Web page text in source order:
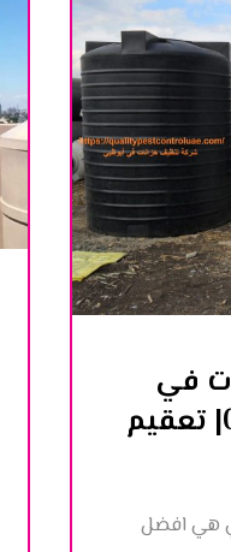
في
هي افضل